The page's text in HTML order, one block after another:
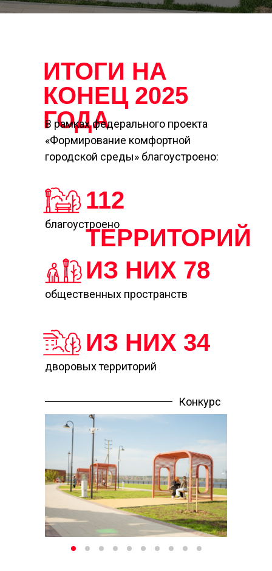
ИТОГИ НА
КОНЕЦ 2025
ГОДА
В рамках федерального проекта
«Формирование комфортной
городской среды» благоустроено:
112
ТЕРРИТОРИЙ
благоустроено
общественных пространств
ИЗ НИХ 78
ИЗ НИХ 34
дворовых территорий
Конкурс